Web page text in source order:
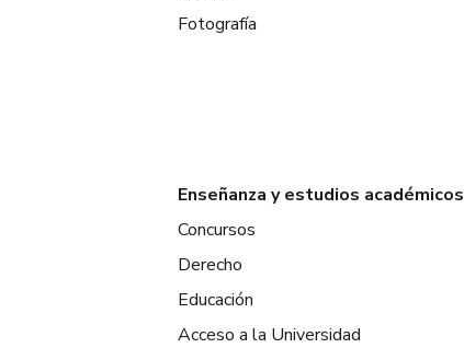
Fotografía
Enseñanza y estudios académicos
Concursos
Derecho
Educación
Acceso a la Universidad